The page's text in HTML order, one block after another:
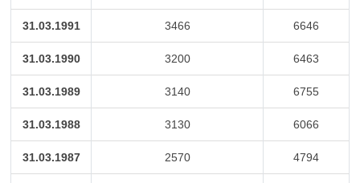
31.03.1991 3466 6646
31.03.1990 3200 6463
31.03.1989 3140 6755
31.03.1988 3130 6066
31.03.1987 2570 4794